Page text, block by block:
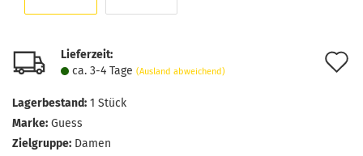
Lieferzeit:
ca. 3-4 Tage (Ausland abweichend)
Lagerbestand: 1 Stück
Marke: Guess
Zielgruppe: Damen